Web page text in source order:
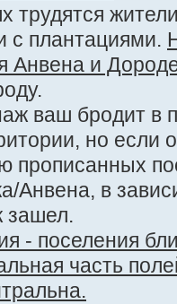
трудятся
с плантациями.
Анвена и
ваш бродит в
но если
прописанных
Анвена, в
зашел.
- поселения
часть